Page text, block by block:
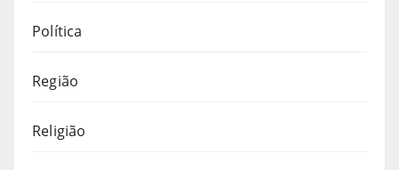
Política
Região
Religião